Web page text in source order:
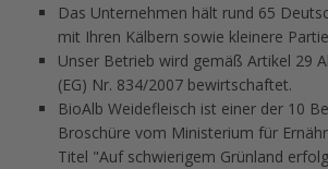
Das Unternehmen hält rund 65
mit Ihren Kälbern sowie kleinere
Unser Betrieb wird gemäß Artikel 29
(EG) Nr. 834/2007 bewirtschaftet.
BioAlb Weidefleisch ist einer der 10
Broschüre vom Ministerium für
Titel "Auf schwierigem Grünland